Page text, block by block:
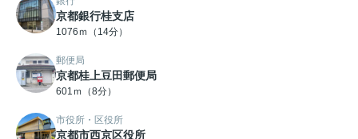
京都銀行桂支店
1076ｍ（14分）
郵便局
京都桂上豆田郵便局
601ｍ（8分）
市役所・区役所
京都市西京区役所